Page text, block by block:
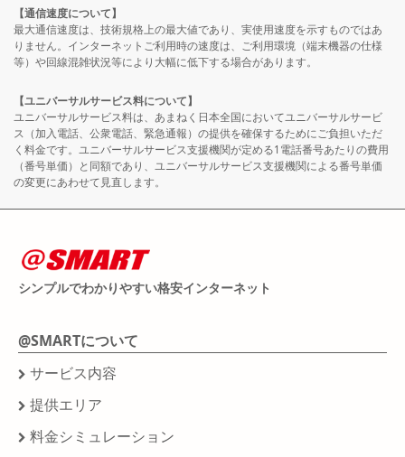
【通信速度について】
最大通信速度は、技術規格上の最大値であり、実使用速度を示すものではあ
りません。インターネットご利用時の速度は、ご利用環境（端末機器の仕様
等）や回線混雑状況等により大幅に低下する場合があります。
【ユニバーサルサービス料について】
ユニバーサルサービス料は、あまねく日本全国においてユニバーサルサービ
ス（加入電話、公衆電話、緊急通報）の提供を確保するためにご負担いただ
く料金です。ユニバーサルサービス支援機関が定める1電話番号あたりの費用
（番号単価）と同額であり、ユニバーサルサービス支援機関による番号単価
の変更にあわせて見直します。
シンプルでわかりやすい格安インターネット
@SMARTについて
サービス内容
提供エリア
料金シミュレーション